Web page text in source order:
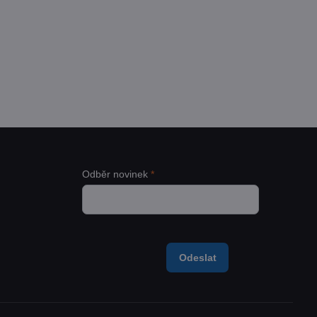
Odběr novinek*
Odeslat